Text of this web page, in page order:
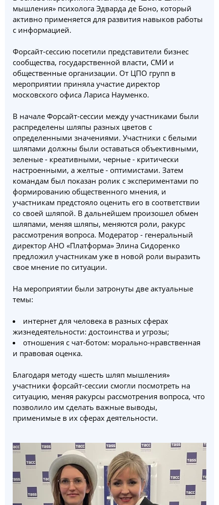
мышления» психолога Эдварда де Боно, который
активно применяется для развития навыков работы
с информацией.
Форсайт-сессию посетили представители бизнес
сообщества, государственной власти, СМИ и
общественные организации. От ЦПО групп в
мероприятии приняла участие директор
московского офиса Лариса Науменко.
В начале Форсайт-сессии между участниками были
распределены шляпы разных цветов с
определенными значениями. Участники с белыми
шляпами должны были оставаться объективными,
зеленые - креативными, черные - критически
настроенными, а желтые - оптимистами. Затем
командам был показан ролик с экспериментами по
формированию общественного мнения, и
участникам предстояло оценить его в соответствии
со своей шляпой. В дальнейшем произошел обмен
шляпами, меняя шляпы, меняются роли, ракурс
рассмотрения вопроса. Модератор - генеральный
директор АНО «Платформа» Элина Сидоренко
предложил участникам уже в новой роли выразить
свое мнение по ситуации.
На мероприятии были затронуты две актуальные
темы:
интернет для человека в разных сферах
жизнедеятельности: достоинства и угрозы;
отношения с чат-ботом: морально-нравственная
и правовая оценка.
Благодаря методу «шесть шляп мышления»
участники форсайт-сессии смогли посмотреть на
ситуацию, меняя ракурсы рассмотрения вопроса, что
позволило им сделать важные выводы,
применимые в их сферах деятельности.